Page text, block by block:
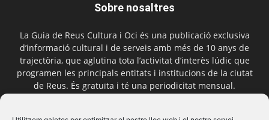
Sobre nosaltres
La Guia de Reus Cultura i Oci és una publicació exclusiva
d’informació cultural i de serveis amb més de 10 anys de
trajectòria, que aglutina tota l’activitat d’interès lúdic que
programen les principals entitats i institucions de la ciutat
de Reus. És gratuïta i té una periodicitat mensual.